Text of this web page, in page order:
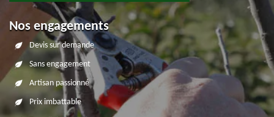
Nos engagements
Devis sur demande
Sans engagement
Artisan passionné
Prix imbattable